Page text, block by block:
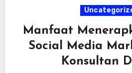
Manfaat
Social Media
Konsultan